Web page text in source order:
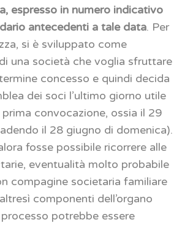
espresso in numero indicativo
antecedenti a tale data. Per
si è sviluppato come
una società che voglia sfruttare
concesso e quindi decida
dei soci l’ultimo giorno utile
convocazione, ossia il 29
il 28 giugno di domenica).
fosse possibile ricorrere alle
eventualità molto probabile
compagine societaria familiare
componenti dell’organo
potrebbe essere